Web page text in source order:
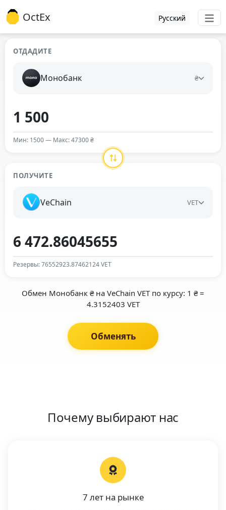
OctEx Русский
ОТДАДИТЕ
Монобанк ₴
Мин: 1500 — Макс: 47300 ₴
ПОЛУЧИТЕ
VeChain VET
Резервы: 76552923.87462124 VET
Обмен Монобанк ₴ на VeChain VET по курсу: 1 ₴ =
4.3152403 VET
Обменять
Почему выбирают нас
7 лет на рынке